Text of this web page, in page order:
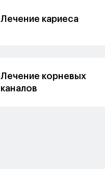
Лечение кариеса
Лечение корневых
каналов